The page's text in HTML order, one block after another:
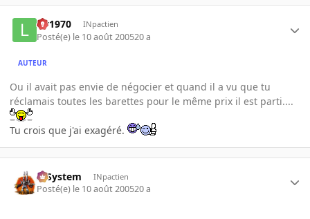
lar1970 INpactien
Posté(e) le 10 août 200520 a
AUTEUR
Ou il avait pas envie de négocier et quand il a vu que tu
réclamais toutes les barettes pour le même prix il est parti....
Tu crois que j'ai exagéré.
X-System INpactien
Posté(e) le 10 août 200520 a